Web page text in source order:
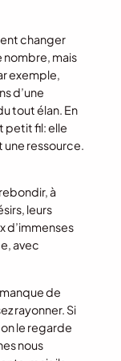
changer
nombre, mais
exemple,
d’une
tout élan. En
petit fil: elle
une ressource.
à
leurs
d’immenses
avec
de
rayonner. Si
le regarde
nous